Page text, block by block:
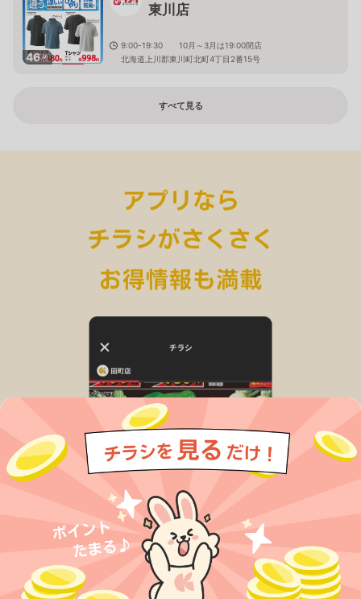
46枚
東川店
9:00-19:30 10月～3月は19:00閉店
北海道上川郡東川町北町4丁目2番15号
すべて見る